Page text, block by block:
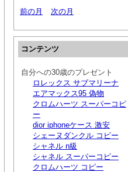
前の月
次の月
コンテンツ
自分への30歳のプレゼント
ロレックス サブマリーナ
エアマックス95 偽物
クロムハーツ スーパーコピ
ー
dior iphoneケース 激安
シェーヌダンクル コピー
シャネル n級
シャネル スーパーコピー
クロムハーツ コピー